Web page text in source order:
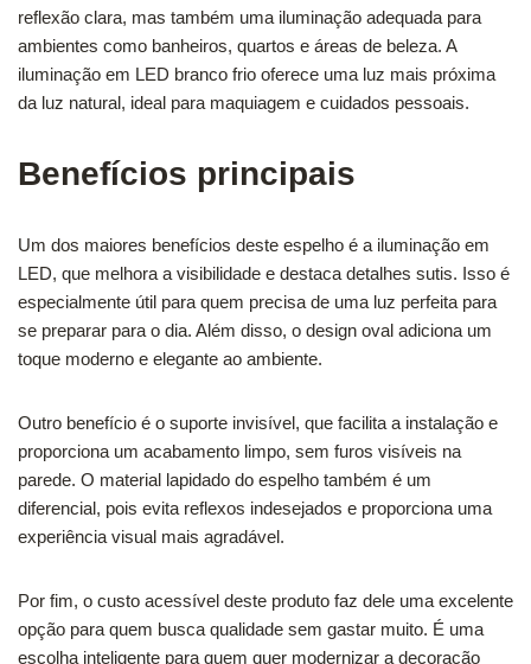
reflexão clara, mas também uma iluminação adequada para
ambientes como banheiros, quartos e áreas de beleza. A
iluminação em LED branco frio oferece uma luz mais próxima
da luz natural, ideal para maquiagem e cuidados pessoais.
Benefícios principais
Um dos maiores benefícios deste espelho é a iluminação em
LED, que melhora a visibilidade e destaca detalhes sutis. Isso é
especialmente útil para quem precisa de uma luz perfeita para
se preparar para o dia. Além disso, o design oval adiciona um
toque moderno e elegante ao ambiente.
Outro benefício é o suporte invisível, que facilita a instalação e
proporciona um acabamento limpo, sem furos visíveis na
parede. O material lapidado do espelho também é um
diferencial, pois evita reflexos indesejados e proporciona uma
experiência visual mais agradável.
Por fim, o custo acessível deste produto faz dele uma excelente
opção para quem busca qualidade sem gastar muito. É uma
escolha inteligente para quem quer modernizar a decoração